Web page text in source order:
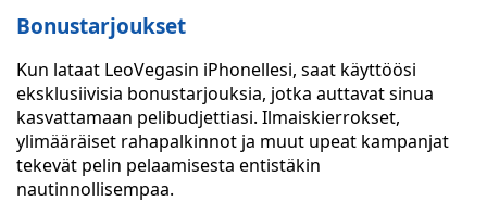
Bonustarjoukset
Kun lataat LeoVegasin iPhonellesi, saat käyttöösi
eksklusiivisia bonustarjouksia, jotka auttavat sinua
kasvattamaan pelibudjettiasi. Ilmaiskierrokset,
ylimääräiset rahapalkinnot ja muut upeat kampanjat
tekevät pelin pelaamisesta entistäkin
nautinnollisempaa.